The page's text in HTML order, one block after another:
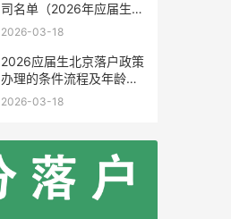
司名单（2026年应届生留
学生）
2026-03-18
2026应届生北京落户政策
办理的条件流程及年龄限
制
2026-03-18